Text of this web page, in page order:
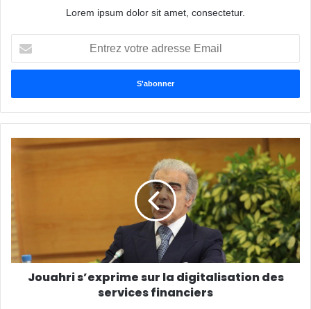
Lorem ipsum dolor sit amet, consectetur.
votre
adresse
Jouahri s’exprime sur la digitalisation des
services financiers